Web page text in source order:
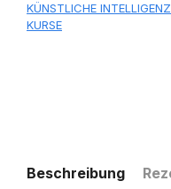
KÜNSTLICHE
KURSE
Beschreibung